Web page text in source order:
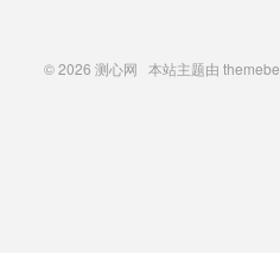
© 2026 测心网 本站主题由